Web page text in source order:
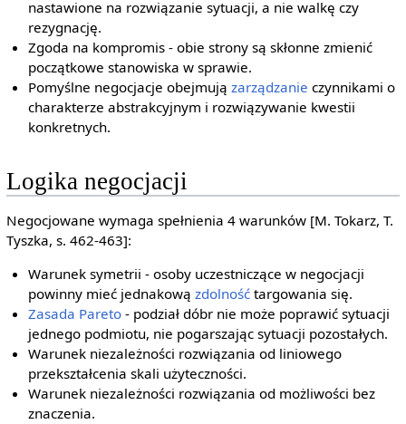
nastawione na rozwiązanie sytuacji, a nie walkę czy
rezygnację.
Zgoda na kompromis - obie strony są skłonne zmienić
początkowe stanowiska w sprawie.
Pomyślne negocjacje obejmujązarządzanie czynnikami o
charakterze abstrakcyjnym i rozwiązywanie kwestii
konkretnych.
Logika negocjacji
Negocjowane wymaga spełnienia 4 warunków [M. Tokarz, T.
Tyszka, s. 462-463]:
Warunek symetrii - osoby uczestniczące w negocjacji
powinny mieć jednakowązdolność targowania się.
Zasada Pareto - podział dóbr nie może poprawić sytuacji
jednego podmiotu, nie pogarszając sytuacji pozostałych.
Warunek niezależności rozwiązania od liniowego
przekształcenia skali użyteczności.
Warunek niezależności rozwiązania od możliwości bez
znaczenia.